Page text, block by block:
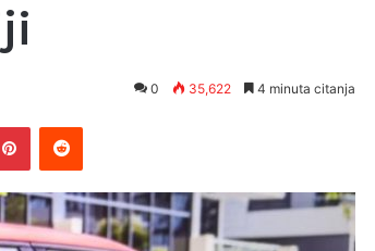
0 35,622 4 minuta citanja
PinterestReddit